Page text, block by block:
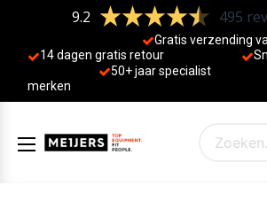
9.2 495
Gratis verzending
14 dagen gratis retour
50+ jaar specialist
merken